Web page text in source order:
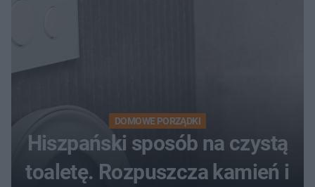
DOMOWE PORZĄDKI
Hiszpański sposób na czystą
toaletę. Rozpuszcza kamień i